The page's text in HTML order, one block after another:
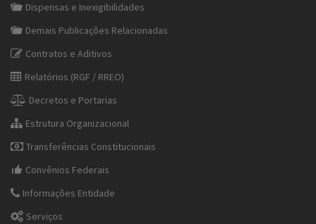
Dispensas e Inexigibilidades
Demais Publicações Relacionadas
Contratos e Aditivos
Relatórios (RGF / RREO)
Decretos e Portarias
Estrutura Organizacional
Transferências Constitucionais
Convênios Federais
Informações Entidade
Serviços